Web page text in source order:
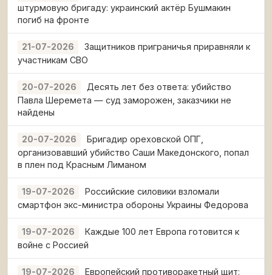
штурмовую бригаду: украинский актёр Бушмакин
погиб на фронте
21-07-2026
Защитников приграничья приравняли к
участникам СВО
20-07-2026
Десять лет без ответа: убийство
Павла Шеремета — суд заморожен, заказчики не
найдены
20-07-2026
Бригадир ореховской ОПГ,
организовавший убийство Саши Македонского, попал
в плен под Красным Лиманом
19-07-2026
Российские силовики взломали
смартфон экс-министра обороны Украины Федорова
19-07-2026
Каждые 100 лет Европа готовится к
войне с Россией
19-07-2026
Европейский противоракетный щит: